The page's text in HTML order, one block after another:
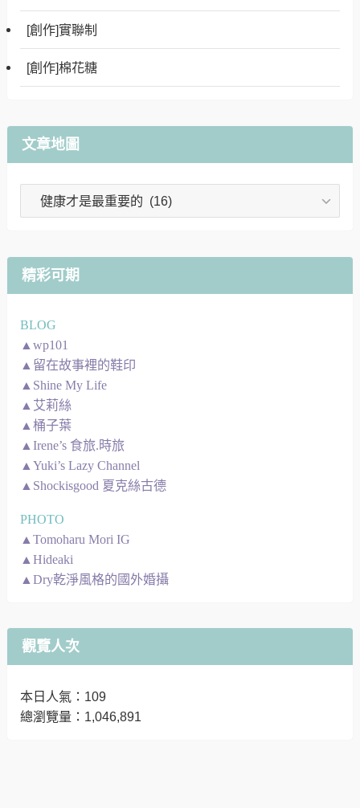
[創作]實聯制
[創作]棉花糖
文章地圖
精彩可期
BLOG
▲wp101
▲留在故事裡的鞋印
▲Shine My Life
▲艾莉絲
▲桶子葉
▲Irene’s 食旅.時旅
▲Yuki’s Lazy Channel
▲Shockisgood 夏克絲古德
PHOTO
▲Tomoharu Mori IG
▲Hideaki
▲Dry乾淨風格的國外婚攝
觀覽人次
本日人氣：109
總瀏覽量：1,046,891